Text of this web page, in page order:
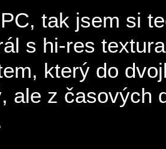
tak jsem si
s hi-res
který do
ale z časových